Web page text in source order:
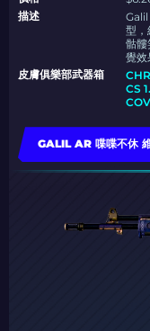
描述
型，
骷髏
覺效
皮膚俱樂部武器箱
CS
GALIL AR 喋喋不休